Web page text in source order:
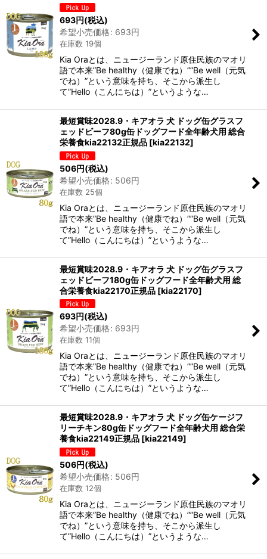
693円(税込)
希望小売価格: 693円
在庫数 19個
Kia Oraとは、ニュージーランド原住民族のマオリ
語で本来”Be healthy（健康でね）””Be well（元気
でね）”という意味を持ち、そこから派生し
て”Hello（こんにちは）”というような…
最短賞味2028.9・キアオラ 犬 ドッグ缶グラスフ
ェッドビーフ80g缶ドッグフード全年齢犬用 総合
栄養食kia22132正規品 [kia22132]
506円(税込)
希望小売価格: 506円
在庫数 25個
Kia Oraとは、ニュージーランド原住民族のマオリ
語で本来”Be healthy（健康でね）””Be well（元気
でね）”という意味を持ち、そこから派生し
て”Hello（こんにちは）”というような…
最短賞味2028.9・キアオラ 犬 ドッグ缶グラスフ
ェッドビーフ180g缶ドッグフード全年齢犬用 総
合栄養食kia22170正規品 [kia22170]
693円(税込)
希望小売価格: 693円
在庫数 11個
Kia Oraとは、ニュージーランド原住民族のマオリ
語で本来”Be healthy（健康でね）””Be well（元気
でね）”という意味を持ち、そこから派生し
て”Hello（こんにちは）”というような…
最短賞味2028.9・キアオラ 犬 ドッグ缶ケージフ
リーチキン80g缶ドッグフード全年齢犬用 総合栄
養食kia22149正規品 [kia22149]
506円(税込)
希望小売価格: 506円
在庫数 12個
Kia Oraとは、ニュージーランド原住民族のマオリ
語で本来”Be healthy（健康でね）””Be well（元気
でね）”という意味を持ち、そこから派生し
て”Hello（こんにちは）”というような…